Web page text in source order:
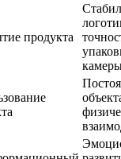
продукта